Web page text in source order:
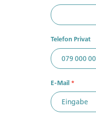
Telefon Privat
E-Mail *